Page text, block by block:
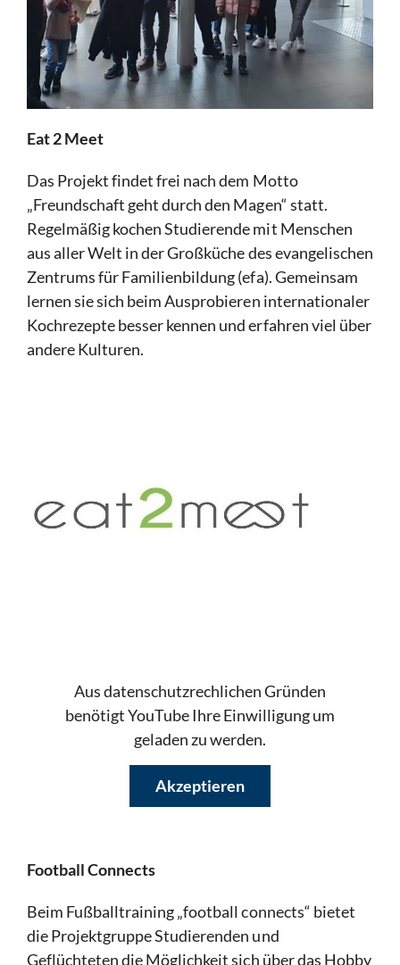
Eat 2 Meet
Das Projekt findet frei nach dem Motto
„Freundschaft geht durch den Magen“ statt.
Regelmäßig kochen Studierende mit Menschen
aus aller Welt in der Großküche des evangelischen
Zentrums für Familienbildung (efa). Gemeinsam
lernen sie sich beim Ausprobieren internationaler
Kochrezepte besser kennen und erfahren viel über
andere Kulturen.
Aus datenschutzrechlichen Gründen
benötigt YouTube Ihre Einwilligung um
geladen zu werden.
Akzeptieren
Football Connects
Beim Fußballtraining „football connects“ bietet
die Projektgruppe Studierenden und
Geflüchteten die Möglichkeit sich über das Hobby